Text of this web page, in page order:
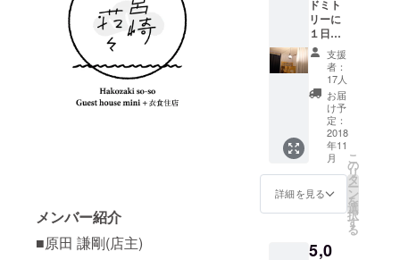
メンバー紹介
■原田 謙剛(店主)
ドミト
リーに
１日宿
泊でき
ます。
※２食付
き＋ウ
エルカ
ムドリ
ンク＋α
・夕食
は、19
時か
ら、ス
タッフ
と同じ
ごはん
支援
者：
17人
お届
け予
定：
2018
年11
月
詳細を見る
こ
の
リ
タ
ー
ン
を
選
択
す
る
5,0